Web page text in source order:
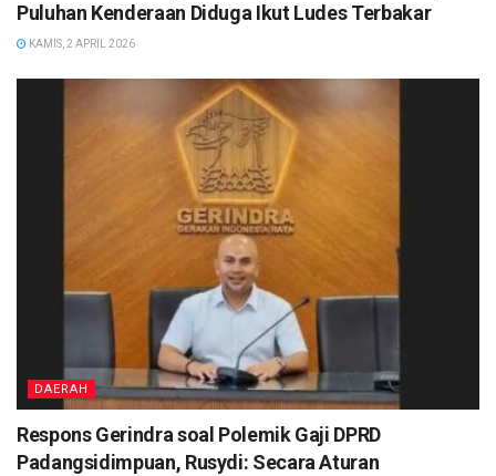
Puluhan Kenderaan Diduga Ikut Ludes Terbakar
KAMIS, 2 APRIL 2026
DAERAH
Respons Gerindra soal Polemik Gaji DPRD
Padangsidimpuan, Rusydi: Secara Aturan